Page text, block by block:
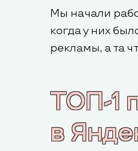
Мы начали
когда у них
рекламы, а та
ТОП-1
в